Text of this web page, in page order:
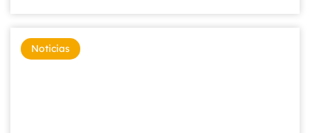
Noticias